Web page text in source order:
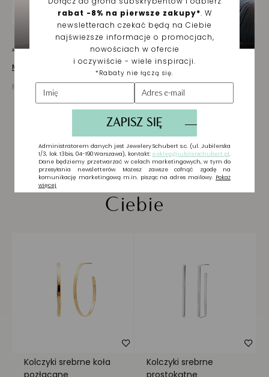
ZAKUPY NA RATY
Jak dbać o biżuterię
Masz pytania? Zapytaj!
Prezentowana cena jest ceną brutto
Biżuteria wybrana dla
Ciebie